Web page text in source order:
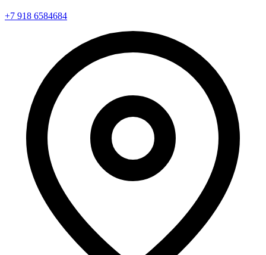
+7 918 6584684